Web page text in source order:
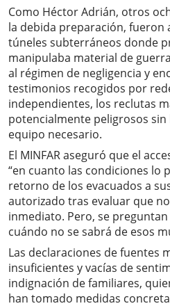
Como Héctor Adrián, otros
la debida preparación, fueron
túneles subterráneos donde
manipulaba material de
al régimen de negligencia y
testimonios recogidos por
independientes, los reclutas
potencialmente peligrosos
equipo necesario.
El MINFAR aseguró que el
“en cuanto las condiciones lo
retorno de los evacuados a
autorizado tras evaluar que
inmediato. Pero, se
cuándo no se sabrá de esos
Las declaraciones de fuentes
insuficientes y vacías de
indignación de familiares,
han tomado medidas